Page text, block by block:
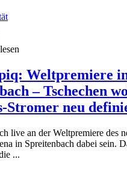
Weltpremiere
– Tschechen
Stromer neu
live an der Weltpremiere des
in Spreitenbach dabei sein.
...